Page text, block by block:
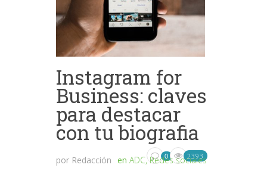
Instagram for
Business: claves
para destacar
con tu biografia
por Redacción en ADC,Redes sociales
0 2393